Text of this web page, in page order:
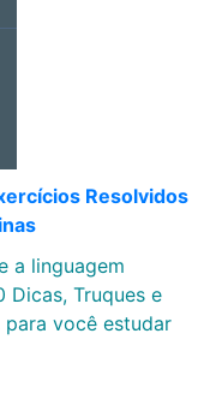
Resolvidos
a linguagem
Dicas, Truques e
você estudar